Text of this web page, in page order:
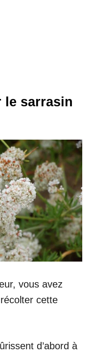
le sarrasin
vous avez
cette
d’abord à